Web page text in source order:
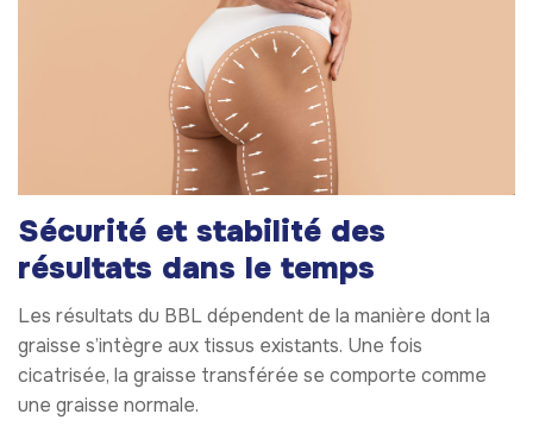
Sécurité et stabilité des
résultats dans le temps
Les résultats du BBL dépendent de la manière dont la
graisse s’intègre aux tissus existants. Une fois
cicatrisée, la graisse transférée se comporte comme
une graisse normale.